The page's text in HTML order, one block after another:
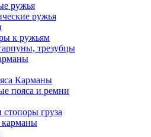
ружья
ружья
к ружьям
трезубцы
Карманы
пояса и ремни
груза
карманы